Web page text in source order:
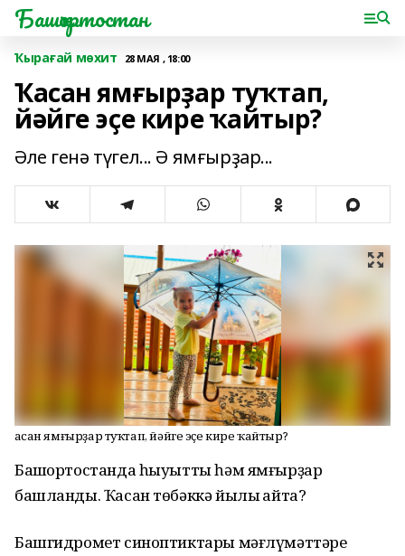
Башҡортостан
Ҡырағай мөхит 28 МАЯ , 18:00
Ҡасан ямғырҙар туҡтап,
йәйге эҫе кире ҡайтыр?
Әле генә түгел... Ә ямғырҙар...
Ҡасан ямғырҙар туҡтап, йәйге эҫе кире ҡайтыр?
Башҡортостанда һыуытты һәм ямғырҙар
башланды. Ҡасан төбәккә йылы ҡайта?
Башгидромет синоптиктары мәғлүмәттәре